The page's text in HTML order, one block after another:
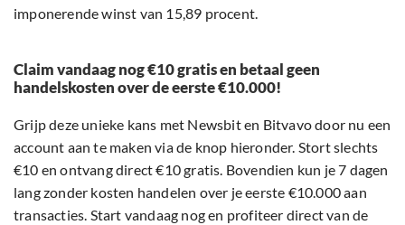
imponerende winst van 15,89 procent.
Claim vandaag nog €10 gratis en betaal geen
handelskosten over de eerste €10.000!
Grijp deze unieke kans met Newsbit en Bitvavo door nu een
account aan te maken via de knop hieronder. Stort slechts
€10 en ontvang direct €10 gratis. Bovendien kun je 7 dagen
lang zonder kosten handelen over je eerste €10.000 aan
transacties. Start vandaag nog en profiteer direct van de